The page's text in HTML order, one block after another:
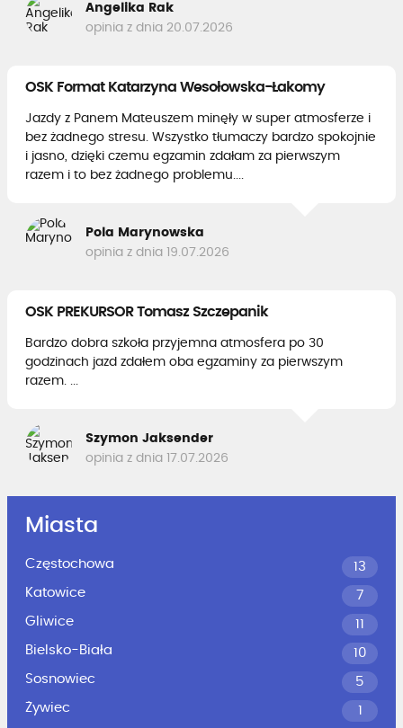
Angelika Rak
opinia z dnia 20.07.2026
OSK Format Katarzyna Wesołowska-Łakomy
Jazdy z Panem Mateuszem minęły w super atmosferze i
bez żadnego stresu. Wszystko tłumaczy bardzo spokojnie
i jasno, dzięki czemu egzamin zdałam za pierwszym
razem i to bez żadnego problemu....
Pola Marynowska
opinia z dnia 19.07.2026
OSK PREKURSOR Tomasz Szczepanik
Bardzo dobra szkoła przyjemna atmosfera po 30
godzinach jazd zdałem oba egzaminy za pierwszym
razem. ...
Szymon Jaksender
opinia z dnia 17.07.2026
Miasta
Częstochowa
13
Katowice
7
Gliwice
11
Bielsko-Biała
10
Sosnowiec
5
Żywiec
1